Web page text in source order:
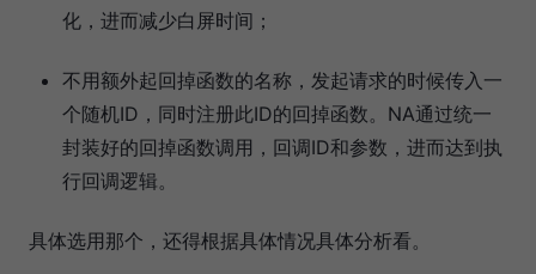
化，进而减少白屏时间；
不用额外起回掉函数的名称，发起请求的时候传入一
个随机ID，同时注册此ID的回掉函数。NA通过统一
封装好的回掉函数调用，回调ID和参数，进而达到执
行回调逻辑。
具体选用那个，还得根据具体情况具体分析看。